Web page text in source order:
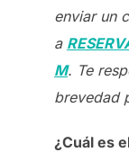
enviar un
a
M. Te
brevedad
¿Cuál es